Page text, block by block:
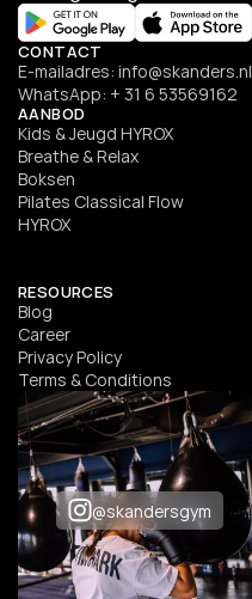
CONTACT
E-mailadres: info@skanders.nl
WhatsApp: + 31 6 53569162
AANBOD
Kids & Jeugd HYROX
Breathe & Relax
Boksen
Pilates Classical Flow
HYROX
RESOURCES
Blog
Career
Privacy Policy
Terms & Conditions
@skandersgym